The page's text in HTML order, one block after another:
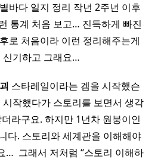
바다 일지 정리 작년 2주년 이후
통계 처음 보고… 진득하게 빠진
로 처음이라 이런 정리해주는게
신기하고 그래요…
스타레일이라는 겜을 시작했슨
작했다가 스토리를 보면서 생각
라구요. 하지만 1년차 원붕이인
다. 스토리와 세계관을 이해해야
… ​ 그래서 저처럼 “스토리 이해하